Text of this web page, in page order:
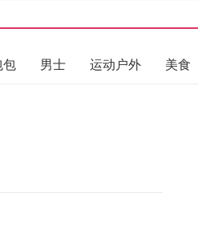
包 男士 运动户外 美食